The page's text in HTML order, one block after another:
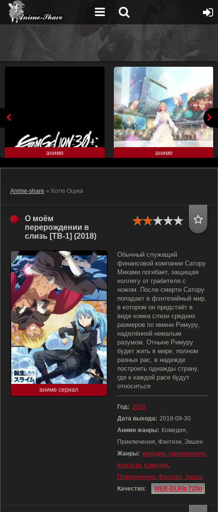
аниме аниме
Anime-share » Хотю Оцука
О моём
перерождении в
слизь [ТВ-1] (2018)
аниме сериал
Обычный служащий
финансовой компании Сатору
Миками погибает, защищая
коллегу от грабителя с
ножом. После смерти Сатору
попадает в фэнтезийный мир,
в котором он предстаёт в
виде комка слизи средних
размеров по имени Римуру,
наделённой немалым
разумом. Отныне Римуру
будет жить в мире, полном
разных рас, в надежде
построить однажды страну,
где к каждой расе будут
относиться
Год: 2018
Дата выхода: 2018-09-30
Аниме жанры: Комедия,
Приключения, Фэнтези, Экшен
Жанры: комедия, приключения,
фэнтези, Комедия,
Приключения, Фэнтези, Экшен
Качество:
WEB-DLRip 720p